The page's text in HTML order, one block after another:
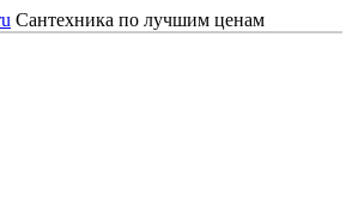
Сантехника по лучшим ценам